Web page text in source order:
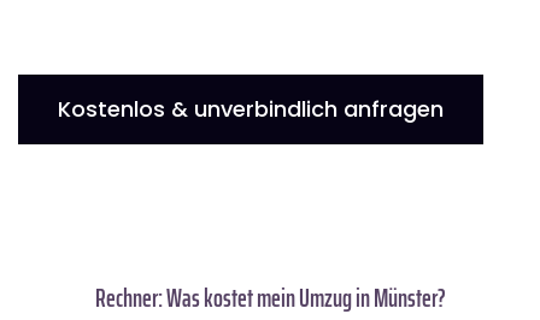
Kostenlos & unverbindlich anfragen
Rechner: Was kostet mein Umzug in Münster?